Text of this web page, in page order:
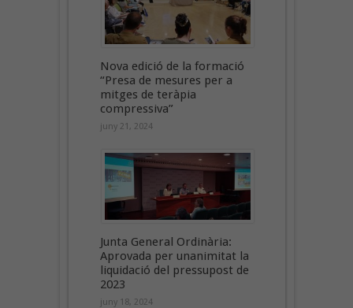
Nova edició de la formació
“Presa de mesures per a
mitges de teràpia
compressiva”
juny 21, 2024
Junta General Ordinària:
Aprovada per unanimitat la
liquidació del pressupost de
2023
juny 18, 2024